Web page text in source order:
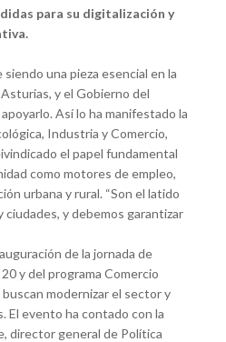
para su digitalización y
una pieza esencial en la
y el Gobierno del
Así lo ha manifestado la
Industria y Comercio,
el papel fundamental
como motores de empleo,
urbana y rural. “Son el latido
y debemos garantizar
de la jornada de
y del programa Comercio
modernizar el sector y
El evento ha contado con la
director general de Política